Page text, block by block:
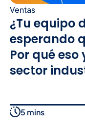
Ventas
¿Tu equipo
esperando
Por qué
sector
5 mins